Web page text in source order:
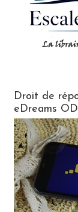
Droit de
eDreams